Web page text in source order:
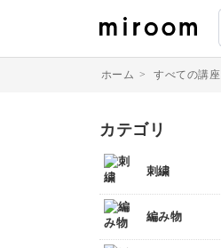
ホーム > すべての講座
カテゴリ
刺繍
すべて
伝統刺繍
編み物